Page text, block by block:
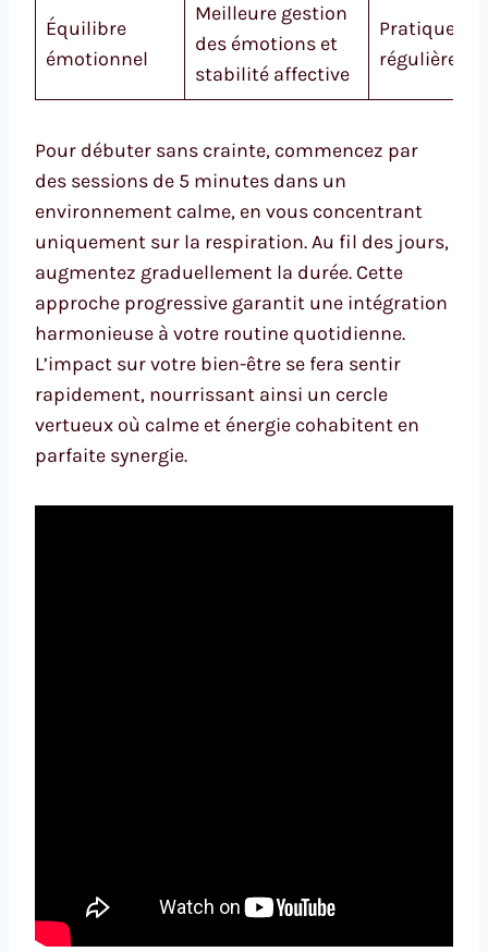
Équilibre
émotionnel
Meilleure gestion
des émotions et
stabilité affective
Pratique
régulière
Pour débuter sans crainte, commencez par
des sessions de 5 minutes dans un
environnement calme, en vous concentrant
uniquement sur la respiration. Au fil des jours,
augmentez graduellement la durée. Cette
approche progressive garantit une intégration
harmonieuse à votre routine quotidienne.
L’impact sur votre bien-être se fera sentir
rapidement, nourrissant ainsi un cercle
vertueux où calme et énergie cohabitent en
parfaite synergie.